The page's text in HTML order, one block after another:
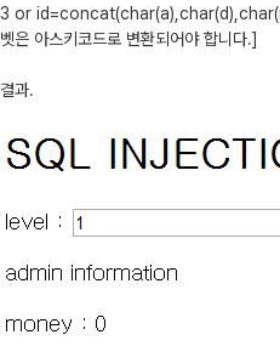
3 or
벳은 아스키코드로 변환되어야 합니다.]
결과.